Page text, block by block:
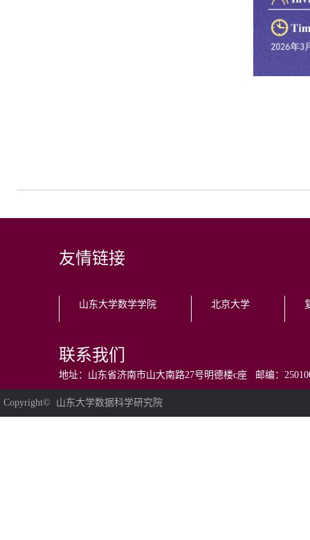
友情链接
山东大学数学学院 北京大学
联系我们
地址：山东省济南市山大南路27号明德楼c座 邮编：
Copyright© 山东大学数据科学研究院